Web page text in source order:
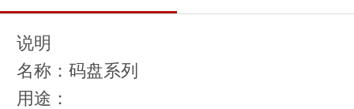
说明
名称：码盘系列
用途：